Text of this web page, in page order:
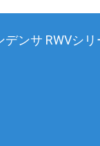
ンサ RWVシリ